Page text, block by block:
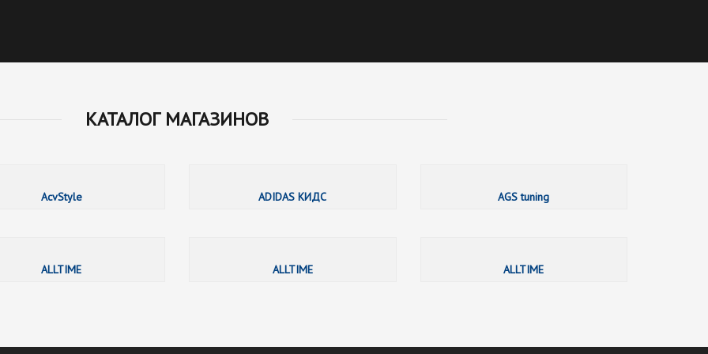
КАТАЛОГ МАГАЗИНОВ
AcvStyle
ADIDAS КИДС
AGS tuning
ALLTIME
ALLTIME
ALLTIME